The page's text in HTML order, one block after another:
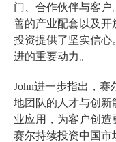
门、合作伙伴与客
善的产业配套以及开
投资提供了坚实信心
进的重要动力。
John进一步指出，
地团队的人才与创新
业应用，为客户创造
赛尔持续投资中国市